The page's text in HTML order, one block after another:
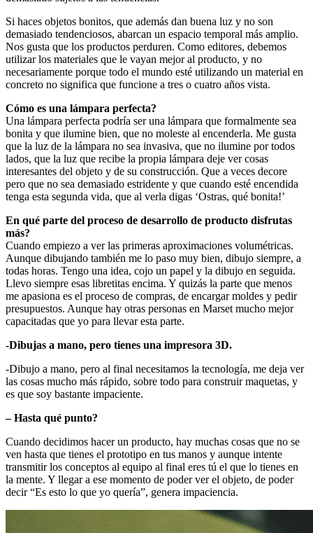
Si haces objetos bonitos, que además dan buena luz y no son
demasiado tendenciosos, abarcan un espacio temporal más amplio.
Nos gusta que los productos perduren. Como editores, debemos
utilizar los materiales que le vayan mejor al producto, y no
necesariamente porque todo el mundo esté utilizando un material en
concreto no significa que funcione a tres o cuatro años vista.
Cómo es una lámpara perfecta?
Una lámpara perfecta podría ser una lámpara que formalmente sea
bonita y que ilumine bien, que no moleste al encenderla. Me gusta
que la luz de la lámpara no sea invasiva, que no ilumine por todos
lados, que la luz que recibe la propia lámpara deje ver cosas
interesantes del objeto y de su construcción. Que a veces decore
pero que no sea demasiado estridente y que cuando esté encendida
tenga esta segunda vida, que al verla digas ‘Ostras, qué bonita!’
En qué parte del proceso de desarrollo de producto disfrutas
más?
Cuando empiezo a ver las primeras aproximaciones volumétricas.
Aunque dibujando también me lo paso muy bien, dibujo siempre, a
todas horas. Tengo una idea, cojo un papel y la dibujo en seguida.
Llevo siempre esas libretitas encima. Y quizás la parte que menos
me apasiona es el proceso de compras, de encargar moldes y pedir
presupuestos. Aunque hay otras personas en Marset mucho mejor
capacitadas que yo para llevar esta parte.
-Dibujas a mano, pero tienes una impresora 3D.
-Dibujo a mano, pero al final necesitamos la tecnología, me deja ver
las cosas mucho más rápido, sobre todo para construir maquetas, y
es que soy bastante impaciente.
– Hasta qué punto?
Cuando decidimos hacer un producto, hay muchas cosas que no se
ven hasta que tienes el prototipo en tus manos y aunque intente
transmitir los conceptos al equipo al final eres tú el que lo tienes en
la mente. Y llegar a ese momento de poder ver el objeto, de poder
decir “Es esto lo que yo quería”, genera impaciencia.